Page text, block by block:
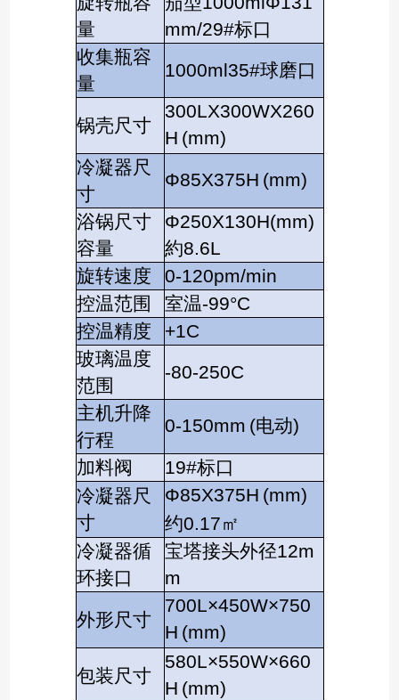
量
mm/29#标口
收集瓶容
量
1000ml35#球磨口
锅壳尺寸
300LX300WX260
H (mm)
冷凝器尺
寸
Φ85X375H (mm)
浴锅尺寸
容量
Φ250X130H(mm)
約8.6L
旋转速度
0-120pm/min
控温范围
室温-99°C
控温精度
+1C
玻璃温度
范围
-80-250C
主机升降
行程
0-150mm (电动)
加料阀
19#标口
冷凝器尺
寸
Φ85X375H (mm)
约0.17㎡
冷凝器循
环接口
宝塔接头外径12m
m
外形尺寸
700L×450W×750
H (mm)
包装尺寸
580L×550W×660
H (mm)